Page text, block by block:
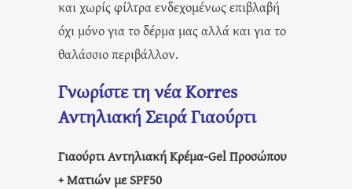
και χωρίς φίλτρα ενδεχομένως επιβλαβή
όχι μόνο για το δέρμα μας αλλά και για το
θαλάσσιο περιβάλλον.
Γνωρίστε τη νέα Korres
Αντηλιακή Σειρά Γιαούρτι
Γιαούρτι Αντηλιακή Κρέμα-Gel Προσώπου
+ Ματιών με SPF50